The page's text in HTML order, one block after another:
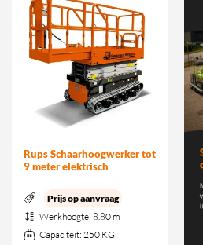
Rups Schaarhoogwerker tot
9 meter elektrisch
Prijs op aanvraag
Werkhoogte: 8.80 m
Capaciteit: 250 KG